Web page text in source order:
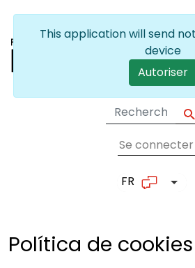
Se connecter
FR List
Política de cookies
This application will send
device
Autoriser